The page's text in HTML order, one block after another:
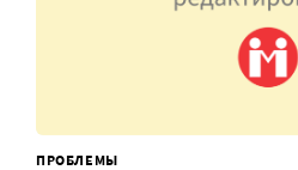
ПРОБЛЕМЫ